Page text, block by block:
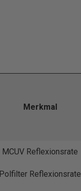
Merkmal
MCUV Reflexionsrate
Polfilter Reflexionsrate